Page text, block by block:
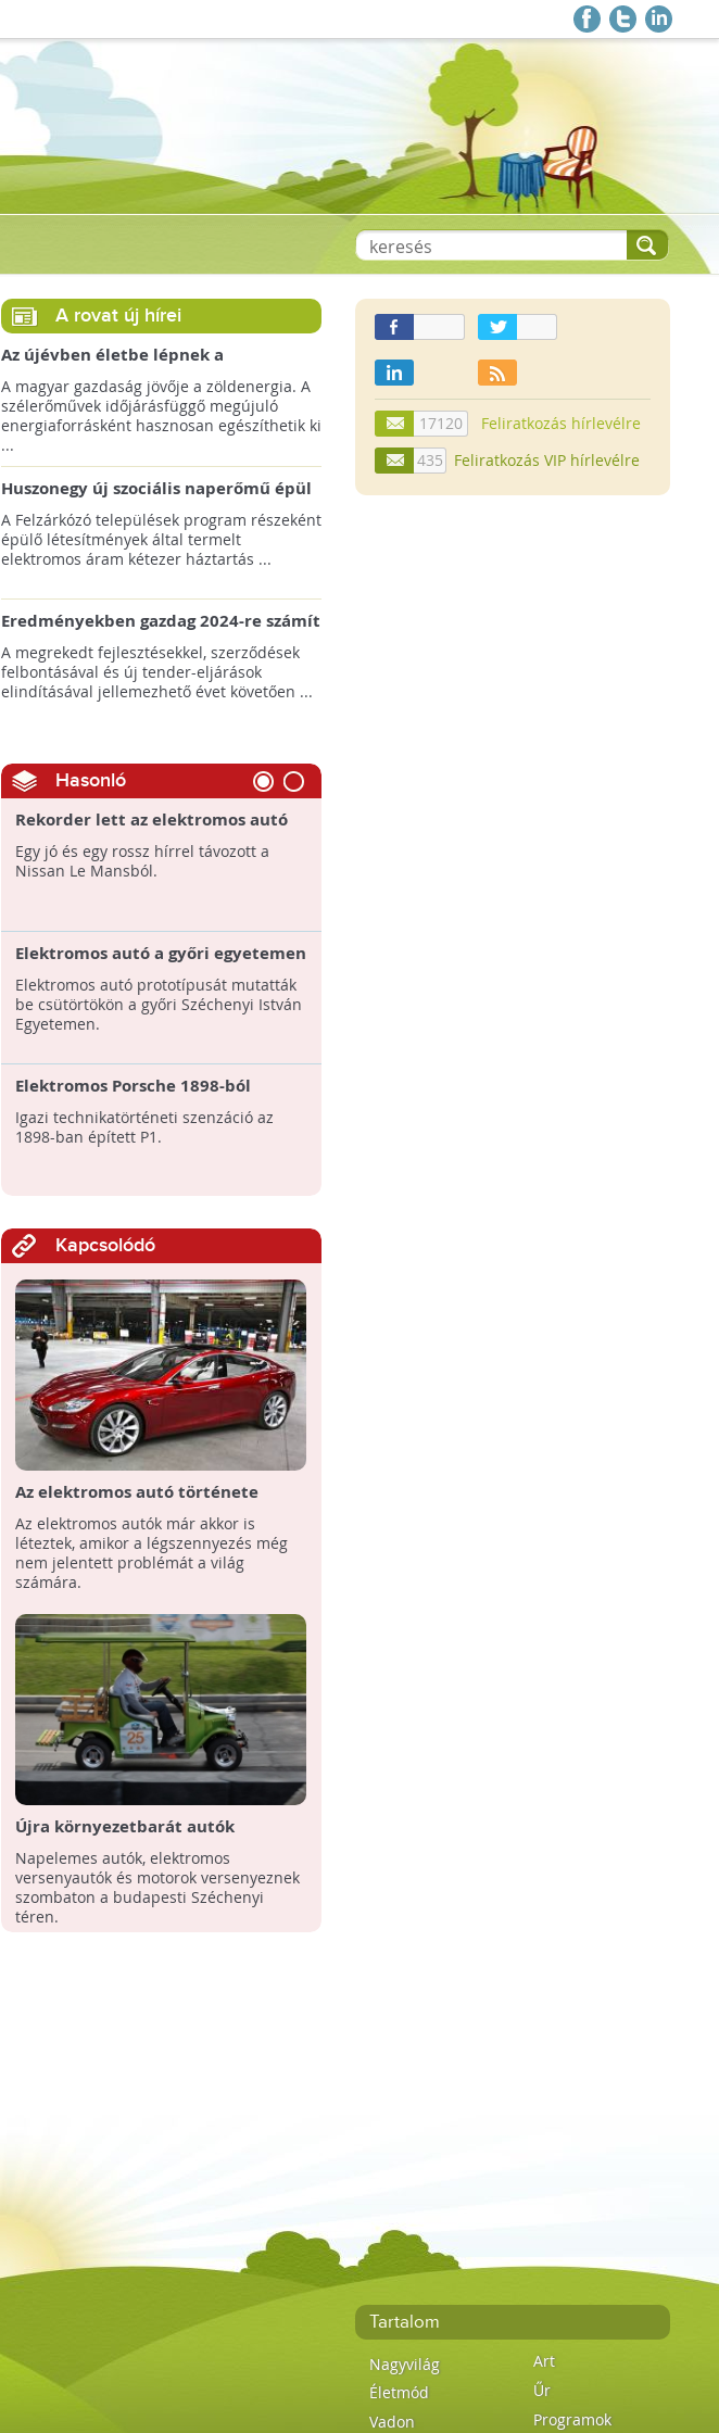
Voltimer - veterán autók
A rovat új hírei
Az újévben életbe lépnek a
szélerőművek telepítését
megkönnyítő rendelkezések
A magyar gazdaság jövője a zöldenergia. A
szélerőművek időjárásfüggő megújuló
energiaforrásként hasznosan egészíthetik ki
...
Huszonegy új szociális naperőmű épül
hátrányos helyzetű kistelepülések
külterületén!
A Felzárkózó települések program részeként
épülő létesítmények által termelt
elektromos áram kétezer háztartás ...
Eredményekben gazdag 2024-re számít
az amerikai tengeri szélenergia-ágazat
A megrekedt fejlesztésekkel, szerződések
felbontásával és új tender-eljárások
elindításával jellemezhető évet követően ...
Hasonló
Rekorder lett az elektromos autó
Egy jó és egy rossz hírrel távozott a
Nissan Le Mansból.
Elektromos autó a győri egyetemen
Elektromos autó prototípusát mutatták
be csütörtökön a győri Széchenyi István
Egyetemen.
Elektromos Porsche 1898-ból
Igazi technikatörténeti szenzáció az
1898-ban épített P1.
Kapcsolódó
Az elektromos autó története
Az elektromos autók már akkor is
léteztek, amikor a légszennyezés még
nem jelentett problémát a világ
számára.
Újra környezetbarát autók
versenye
Napelemes autók, elektromos
versenyautók és motorok versenyeznek
szombaton a budapesti Széchenyi
téren.
17120
Feliratkozás hírlevélre
435
Feliratkozás VIP hírlevélre
Tartalom
Nagyvilág
Életmód
Vadon
Art
Űr
Programok